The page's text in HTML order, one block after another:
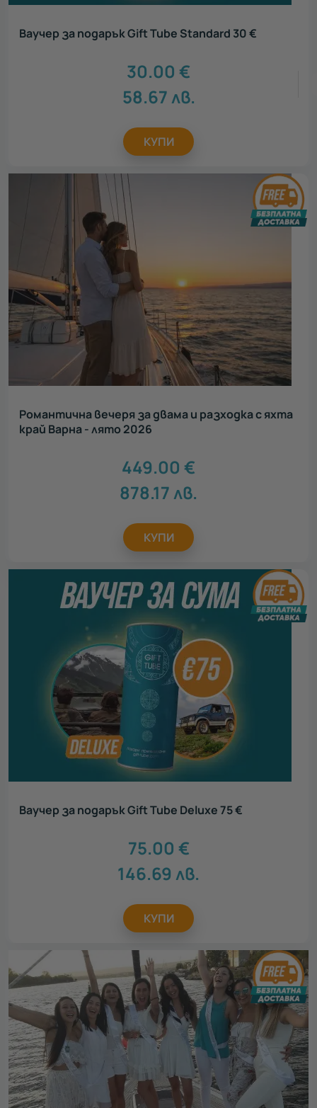
Ваучер за подарък Gift Tube Standard 30 €
30.00 €
58.67лв.
КУПИ
Романтична вечеря за двама и разходка с яхта
край Варна - лято 2026
449.00 €
878.17лв.
КУПИ
Ваучер за подарък Gift Tube Deluxe 75 €
75.00 €
146.69 лв.
КУПИ